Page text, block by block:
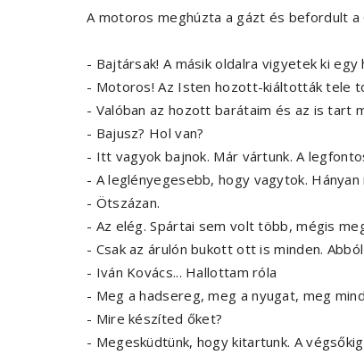
A motoros meghúzta a gázt és befordult a
- Bajtársak! A másik oldalra vigyetek ki
- Motoros! Az Isten hozott-kiáltották tele
- Valóban az hozott barátaim és az is tart
- Bajusz? Hol van?
- Itt vagyok bajnok. Már vártunk. A
- A leglényegesebb, hogy vagytok. Hányan
- Ötszázan.
- Az elég. Spártai sem volt több, mégis
- Csak az árulón bukott ott is minden.
- Iván Kovács... Hallottam róla
- Meg a hadsereg, meg a nyugat, meg
- Mire készíted őket?
- Megesküdtünk, hogy kitartunk. A